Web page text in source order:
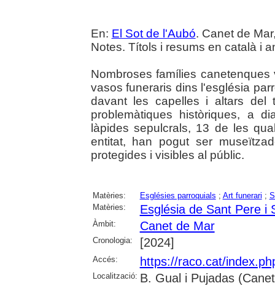
En: El Sot de l'Aubó. Canet de
Notes. Títols i resums en català i
Nombroses famílies
vasos funeraris dins l'església
davant les capelles i altars del
problemàtiques històriques, a
làpides sepulcrals, 13 de les
entitat, han pogut ser
protegides i visibles al públic.
Matèries: Esglésies parroquials ; Art funerari ;
Matèries:
Església de Sant Pere i
Àmbit: Canet de Mar
Cronologia: [2024]
Accés: https://raco.cat/
Localització: B. Gual i Pujadas